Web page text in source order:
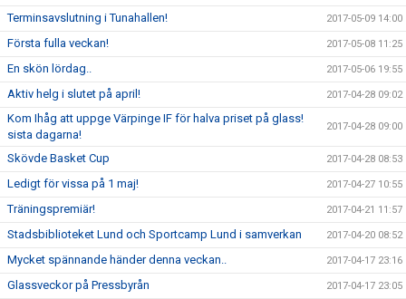
Terminsavslutning i Tunahallen! 2017-05-09 14:00
Första fulla veckan! 2017-05-08 11:25
En skön lördag.. 2017-05-06 19:55
Aktiv helg i slutet på april! 2017-04-28 09:02
Kom Ihåg att uppge Värpinge IF för halva priset på glass!
sista dagarna!
2017-04-28 09:00
Skövde Basket Cup 2017-04-28 08:53
Ledigt för vissa på 1 maj! 2017-04-27 10:55
Träningspremiär! 2017-04-21 11:57
Stadsbiblioteket Lund och Sportcamp Lund i samverkan 2017-04-20 08:52
Mycket spännande händer denna veckan.. 2017-04-17 23:16
Glassveckor på Pressbyrån 2017-04-17 23:05